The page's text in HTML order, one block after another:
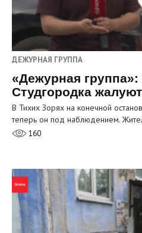
ДЕЖУРНАЯ ГРУППА
«Дежурная группа»:
Студгородка
В Тихих Зорях на конечной
теперь он под наблюдением.
160